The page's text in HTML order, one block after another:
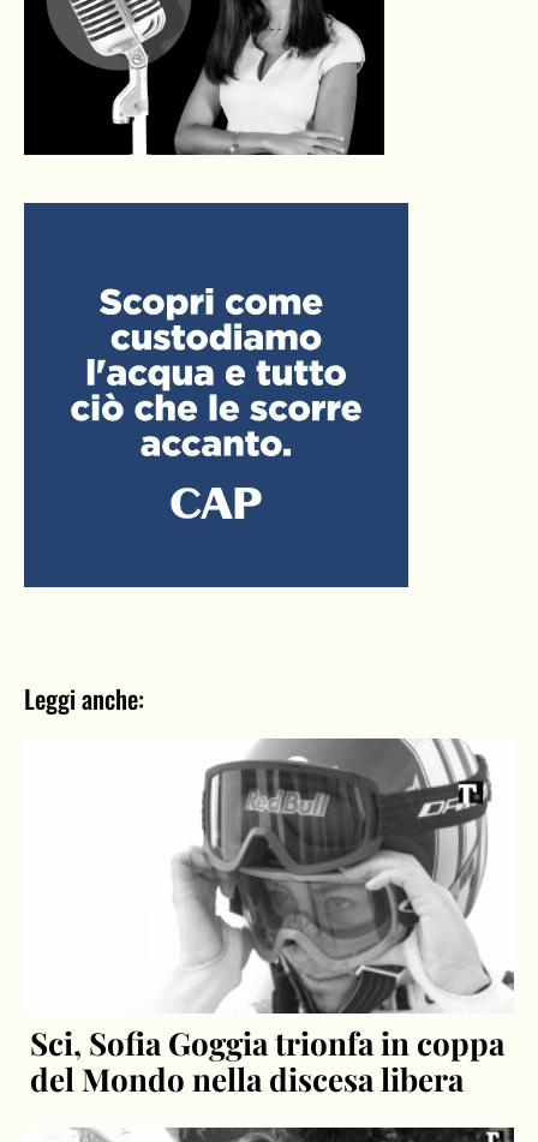
Leggi anche:
Sci, Sofia Goggia trionfa in coppa
del Mondo nella discesa libera